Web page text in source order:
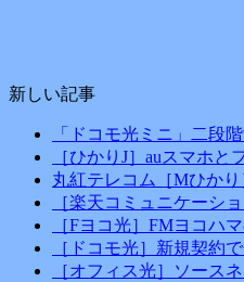
新しい記事
「ドコモ光ミニ」二段
［ひかりJ］auスマホ
丸紅テレコム［Mひか
［楽天コミュニケーシ
［Fヨコ光］FMヨコハ
［ドコモ光］新規契約
［オフィス光］ソース